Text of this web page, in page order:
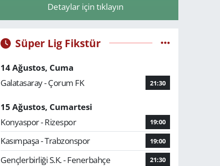
Detaylar için tıklayın
Süper Lig Fikstür
14 Ağustos, Cuma
Galatasaray - Çorum FK
21:30
15 Ağustos, Cumartesi
Konyaspor - Rizespor
19:00
Kasımpaşa - Trabzonspor 19:00
Gençlerbirliği S.K. - Fenerbahçe 21:30